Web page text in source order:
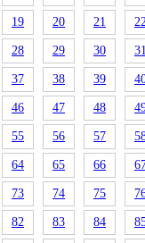
19 20 21
28 29 30 31
37 38 39
46 47 48
55 56 57
64 65 66
73 74 75
82 83 84